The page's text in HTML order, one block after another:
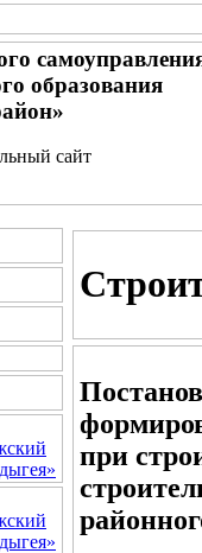
образования
сайт
при